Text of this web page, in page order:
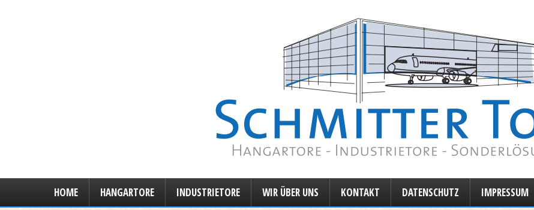
HOME HANGARTORE INDUSTRIETORE WIR ÜBER UNS KONTAKT DATENSCHUTZ IMPRESSUM